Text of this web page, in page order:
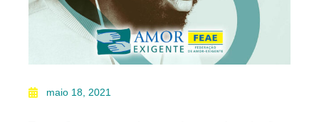
maio 18, 2021